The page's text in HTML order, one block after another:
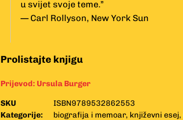
u svijet svoje teme.”
— Carl Rollyson, New York Sun
Prolistajte knjigu
Prijevod: Ursula Burger
SKU
ISBN9789532862553
Kategorije:
biografija i memoar, književni esej,